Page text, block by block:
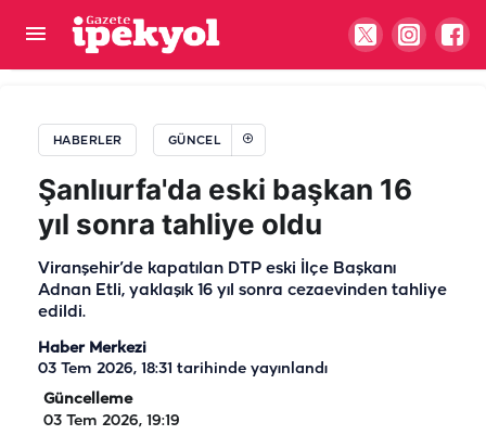
HABERLER GÜNCEL
Şanlıurfa'da eski başkan 16
yıl sonra tahliye oldu
Viranşehir’de kapatılan DTP eski İlçe Başkanı
Adnan Etli, yaklaşık 16 yıl sonra cezaevinden tahliye
edildi.
Haber Merkezi
03 Tem 2026, 18:31 tarihinde yayınlandı
Güncelleme
03 Tem 2026, 19:19
Beklenen haber geldi! Atatürk Bulvarı trafiğe